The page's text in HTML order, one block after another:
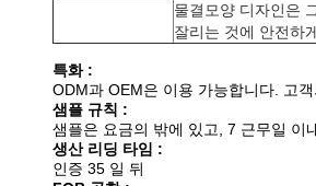
물결모양 디자인은
잘리는 것에 안전하
특화 :
ODM과 OEM은 이용 가능합니다. 고
샘플 규칙 :
샘플은 요금의 밖에 있고, 7 근무일 이
생산 리딩 타임 :
인증 35 일 뒤